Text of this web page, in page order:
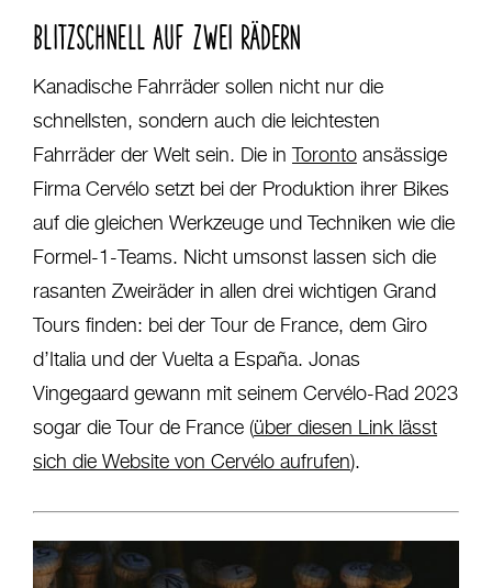
BLITZSCHNELL AUF ZWEI RÄDERN
Kanadische Fahrräder sollen nicht nur die
schnellsten, sondern auch die leichtesten
Fahrräder der Welt sein. Die in
Toronto ansässige
Firma Cervélo setzt bei der Produktion ihrer Bikes
auf die gleichen Werkzeuge und Techniken wie die
Formel-1-Teams. Nicht umsonst lassen sich die
rasanten Zweiräder in allen drei wichtigen Grand
Tours finden: bei der Tour de France, dem Giro
d’Italia und der Vuelta a España. Jonas
Vingegaard gewann mit seinem Cervélo-Rad 2023
sogar die Tour de France (über diesen Link lässt
sich die Website von Cervélo aufrufen).